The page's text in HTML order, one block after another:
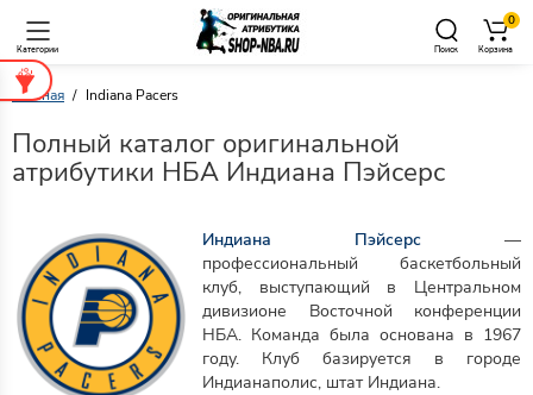
Категории Поиск
0
Корзина
Главная Indiana Pacers
Полный каталог оригинальной
атрибутики НБА Индиана Пэйсерс
Индиана Пэйсерс —
профессиональный баскетбольный
клуб, выступающий в Центральном
дивизионе Восточной конференции
НБА. Команда была основана в 1967
году. Клуб базируется в городе
Индианаполис, штат Индиана.